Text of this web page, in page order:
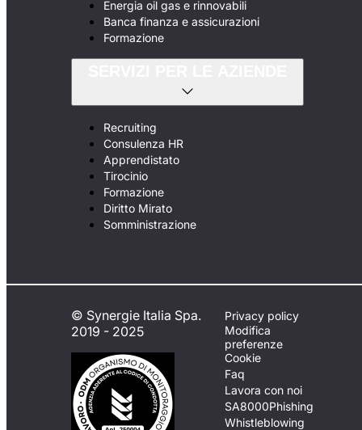
Energia oil gas e rinnovabili
Banca finanza e assicurazioni
Formazione
Recruiting
Consulenza HR
Apprendistato
Tirocinio
Formazione
Diritto Mirato
Somministrazione
© Synergie Italia Spa.
2019 - 2025
Privacy policy
Modifica
preferenze
Cookie
Faq
Lavora con noi
SA8000Phishing
Whistleblowing